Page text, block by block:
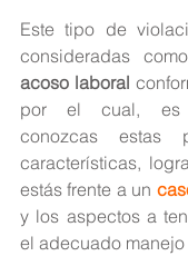
Este tipo de
acoso laboral
por el cual, es
conozcas estas
características,
estás frente a un
y los aspectos a
el adecuado